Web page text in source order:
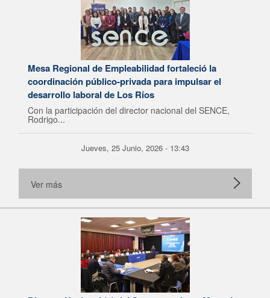
Mesa Regional de Empleabilidad fortaleció la
coordinación público-privada para impulsar el
desarrollo laboral de Los Ríos
Con la participación del director nacional del SENCE,
Rodrigo...
Jueves, 25 Junio, 2026 - 13:43
Ver más